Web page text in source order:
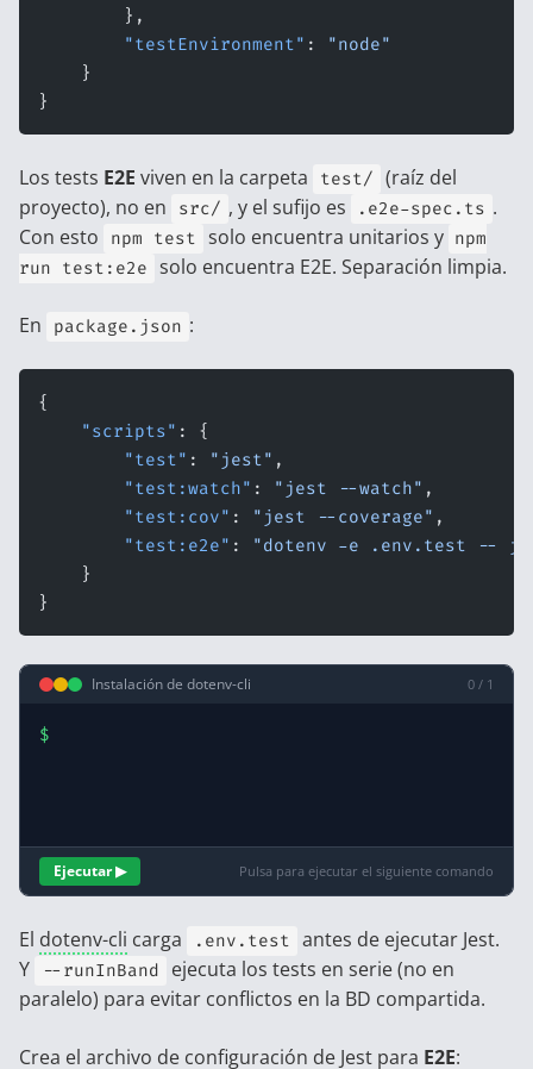
        },
        "testEnvironment"
:
"node"
    }
}
Los tests E2E viven en la carpeta test/ (raíz del
proyecto), no en
src/ , y el sufijo es .e2e-spec.ts .
Con esto
npm test solo encuentra unitarios y npm
run test:e2e solo encuentra E2E. Separación limpia.
En package.json :
{
    "scripts"
: {
        "test"
: "jest" ,
        "test:watch"
: "jest --watch" ,
        "test:cov"
: "jest --coverage" ,
        "test:e2e"
:
"dotenv -e .env.test --
    }
}
Instalación de dotenv-cli 0 / 1
$
Ejecutar ▶ Pulsa para ejecutar el siguiente comando
El dotenv-cli carga .env.test antes de ejecutar Jest.
Y
--runInBand
ejecuta los tests en serie (no en
paralelo) para evitar conflictos en la BD compartida.
Crea el archivo de configuración de Jest para E2E: